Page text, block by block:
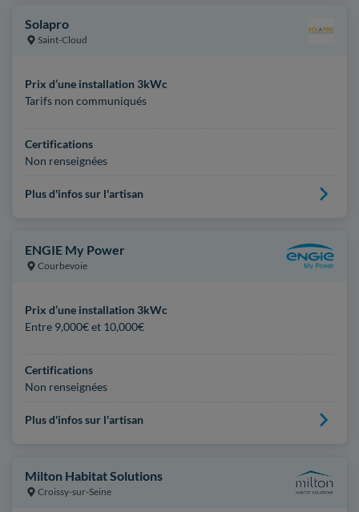
Solapro
Saint-Cloud
Prix d’une installation 3kWc
Tarifs non communiqués
Certifications
Non renseignées
Plus d'infos sur l'artisan
ENGIE My Power
Courbevoie
Prix d’une installation 3kWc
Entre 9,000€ et 10,000€
Certifications
Non renseignées
Plus d'infos sur l'artisan
Milton Habitat Solutions
Croissy-sur-Seine